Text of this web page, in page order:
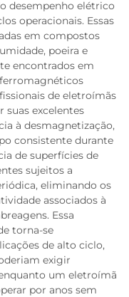
desempenho elétrico
operacionais. Essas
em compostos
poeira e
encontrados em
de eletroímãs
suas excelentes
à desmagnetização,
consistente durante
de superfícies de
sujeitos a
eliminando os
associados à
Essa
torna-se
de alto ciclo,
exigir
um eletroímã
por anos sem